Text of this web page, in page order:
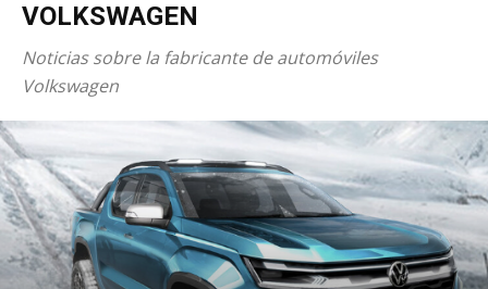
VOLKSWAGEN
Noticias sobre la fabricante de automóviles
Volkswagen